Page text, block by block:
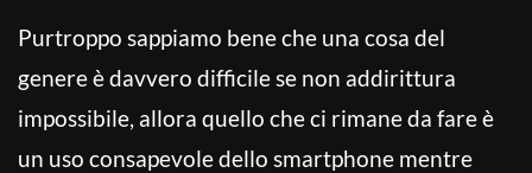
Purtroppo sappiamo bene che una cosa del
genere è davvero difficile se non addirittura
impossibile, allora quello che ci rimane da fare è
un uso consapevole dello smartphone mentre